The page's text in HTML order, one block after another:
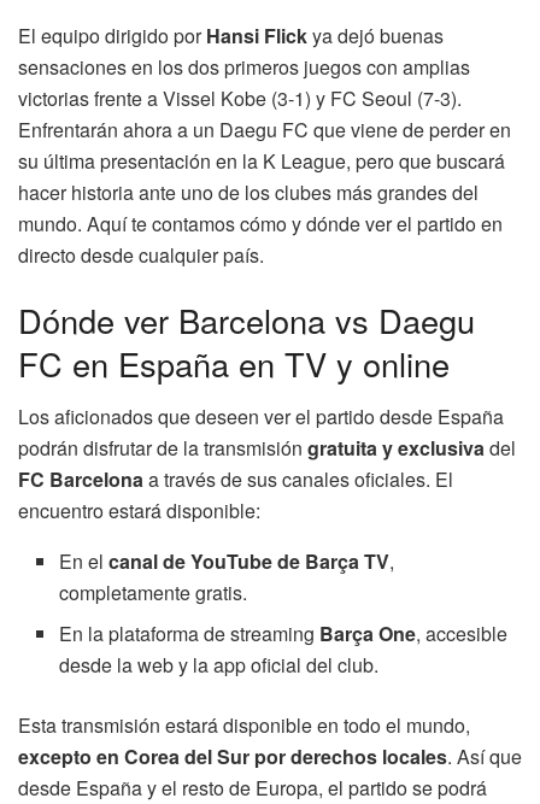
El equipo dirigido porHansi Flickya dejó buenas
sensaciones en los dos primeros juegos con amplias
victorias frente a Vissel Kobe (3-1) y FC Seoul (7-3).
Enfrentarán ahora a un Daegu FC que viene de perder en
su última presentación en la K League, pero que buscará
hacer historia ante uno de los clubes más grandes del
mundo. Aquí te contamos cómo y dónde ver el partido en
directo desde cualquier país.
Dónde ver Barcelona vs Daegu
FC en España en TV y online
Los aficionados que deseen ver el partido desde España
podrán disfrutar de la transmisión gratuita y exclusivadel
FC Barcelonaa través de sus canales oficiales. El
encuentro estará disponible:
En elcanal de YouTube de Barça TV,
completamente gratis.
En la plataforma de streaming Barça One, accesible
desde la web y la app oficial del club.
Esta transmisión estará disponible en todo el mundo,
excepto en Corea del Sur por derechos locales. Así que
desde España y el resto de Europa, el partido se podrá